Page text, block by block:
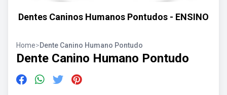
Dentes Caninos Humanos Pontudos - ENSINO
Home>Dente Canino Humano Pontudo
Dente Canino Humano Pontudo